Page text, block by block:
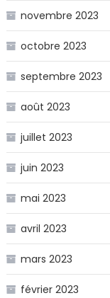
novembre 2023
octobre 2023
septembre 2023
août 2023
juillet 2023
juin 2023
mai 2023
avril 2023
mars 2023
février 2023